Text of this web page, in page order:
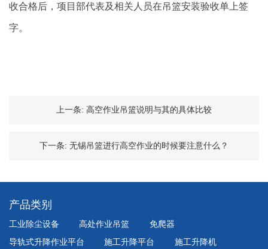
收合格后，项目部代表及相关人员在吊篮安装验收单上签
字。
上一条: 高空作业吊篮说明与其的具体比较
下一条: 无锡吊篮进行高空作业的时候要注意什么？
产品类别
工业除尘设备 高处作业吊篮
免爬器
导轨式升降作业平台
施工升降平台 施工升降机